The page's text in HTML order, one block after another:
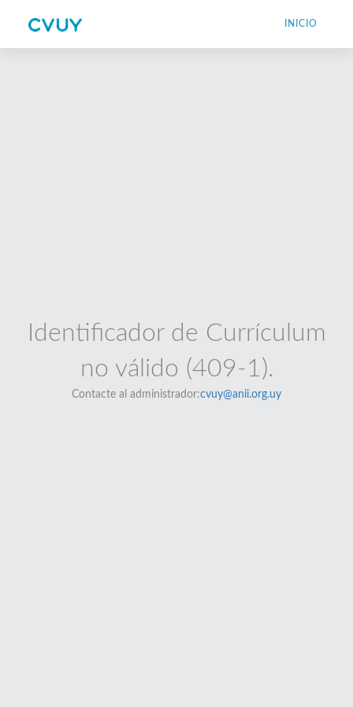
INICIO
Identificador de Currículum
no válido (409-1).
Contacte al administrador:cvuy@anii.org.uy